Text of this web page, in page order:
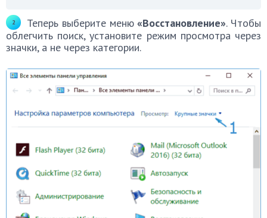
Теперь выберите меню«Восстановление». Чтобы
облегчить поиск, установите режим просмотра через
значки, а не через категории.